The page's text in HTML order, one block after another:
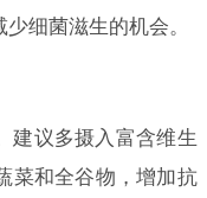
细菌滋生的机会。
建议多摄入富含维生
菜和全谷物，增加抗